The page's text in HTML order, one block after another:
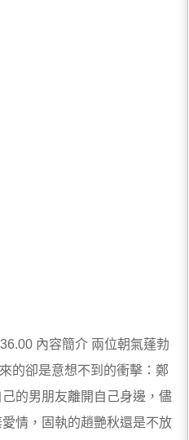
內容簡介 兩位朝氣蓬勃
的卻是意想不到的衝擊：鄭
的男朋友離開自己身邊，儘
情，固執的趙艷秋還是不放